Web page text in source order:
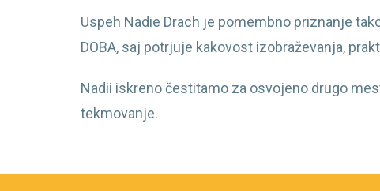
Uspeh Nadie Drach je pomembno priznanje
DOBA, saj potrjuje kakovost izobraževanja,
Nadii iskreno čestitamo za osvojeno drugo
tekmovanje.